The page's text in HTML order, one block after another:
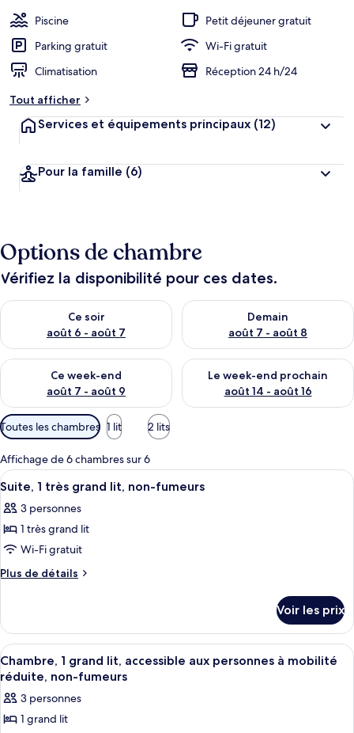
Piscine
Petit déjeuner gratuit
Parking gratuit
Wi-Fi gratuit
Climatisation
Réception 24 h/24
Tout afficher
Services et équipements principaux (12)
Pour la famille (6)
Options de chambre
Vérifiez la disponibilité pour ces dates.
Ce soir
août 6 - août 7
Vérifier la disponibilité pour ce soir août 6 - août 7
Demain
août 7 - août 8
Vérifier la disponibilité pour
Ce week-end
août 7 - août 9
Vérifier la disponibilité pour ce week-end août 7 - août 9
Le week-end prochain
août 14 - août 16
Vérifier la disponibilité pour
Filtres
disponibles
pour
les
chambres
Toutes les chambres 1 lit 2 lits
Affichage de 6 chambres sur 6
Afficher
toutes
les
photos
pour
ce
chambre :
Suite,
1
très
grand
lit,
Une chambre d’hôtel comprenant
8
Suite, 1 très grand lit, non-fumeurs
3 personnes
1 très grand lit
Wi-Fi gratuit
Plus de détails
Plus
le
type
de
chambre
très
grand
Voir les prix
Afficher
toutes
les
photos
pour
Une chambre d’hôtel avec un
8
Chambre, 1 grand lit, accessible aux personnes à mobilité
réduite, non-fumeurs
3 personnes
1 grand lit